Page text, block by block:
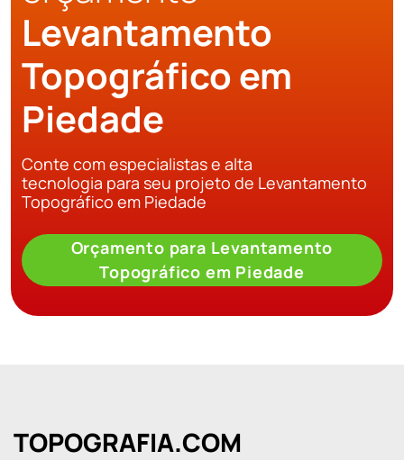
Levantamento
Topográfico em
Piedade
Conte com especialistas e alta
tecnologia para seu projeto de Levantamento
Topográfico em Piedade
Orçamento para Levantamento
Topográfico em Piedade
TOPOGRAFIA.COM